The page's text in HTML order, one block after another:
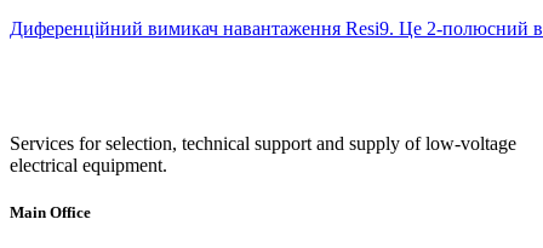
Диференційний вимикач навантаження Resi9. Це 2-полюсний
Services for selection, technical support and supply of low-voltage
electrical equipment.
Main Office